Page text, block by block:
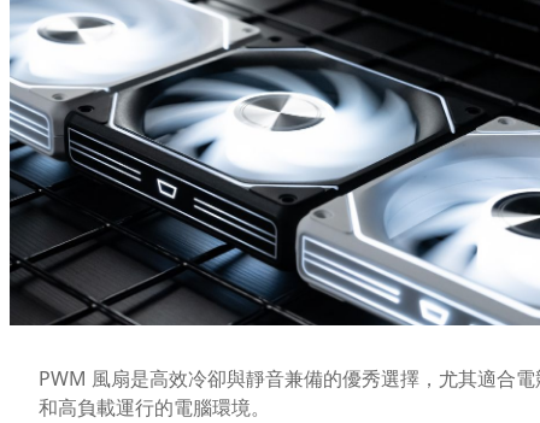
PWM 風扇是高效冷卻與靜音兼備的優秀選擇，尤其適合電
和高負載運行的電腦環境。